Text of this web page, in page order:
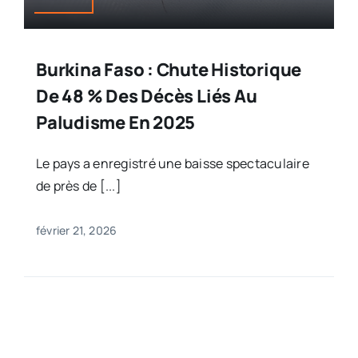
Burkina Faso : Chute Historique
De 48 % Des Décès Liés Au
Paludisme En 2025
Le pays a enregistré une baisse spectaculaire
de près de [...]
février 21, 2026